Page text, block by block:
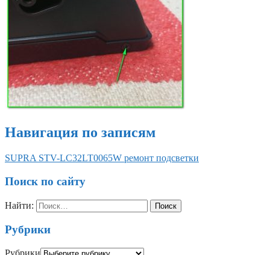
Навигация по записям
SUPRA STV-LC32LT0065W ремонт подсветки
Поиск по сайту
Найти:
Рубрики